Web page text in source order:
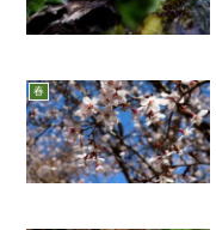
春